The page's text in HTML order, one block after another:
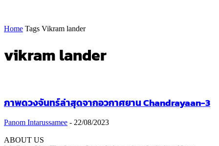
Home Tags Vikram lander
vikram lander
ภาพดวงจันทร์ล่าสุดจากอวกาศยาน Chandrayaan-3
Panom Intarussamee - 22/08/2023
ABOUT US